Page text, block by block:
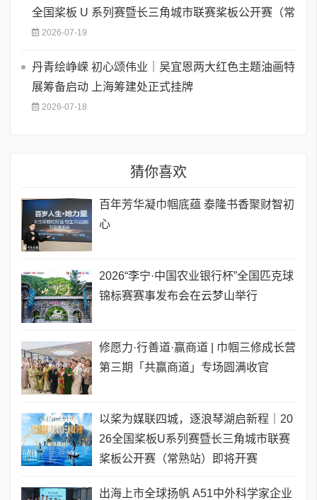
全国桨板 U 系列赛暨长三角城市联赛桨板公开赛（常
2026-07-19
丹青绘峥嵘 初心颂伟业｜吴宜恩两大红色主题油画特
展筹备启动 上海筹建处正式挂牌
2026-07-18
猜你喜欢
百年芳华凝巾帼底蕴 泰隆书香聚财智初
心
2026“李宁·中国农业银行杯”全国匹克球
锦标赛赛事发布会在云梦山举行
修愿力·行善道·赢商道 | 巾帼三修成长营
第三期「共赢商道」专场圆满收官
以桨为媒联四城，逐浪琴湖启新程｜20
26全国桨板U系列赛暨长三角城市联赛
桨板公开赛（常熟站）即将开赛
出海上市全球扬帆 A51中外科学家企业